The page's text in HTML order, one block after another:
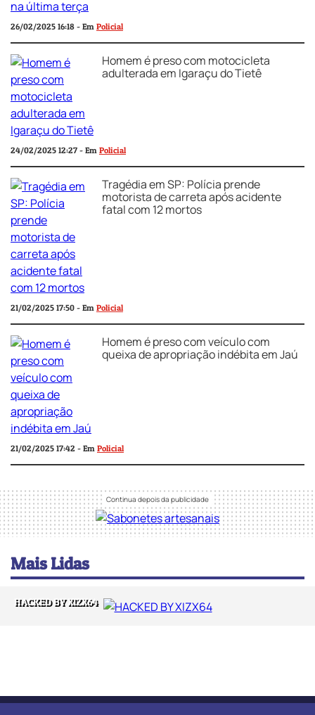
26/02/2025 16:18 - Em Policial
Homem é preso com motocicleta
adulterada em Igaraçu do Tietê
24/02/2025 12:27 - Em Policial
Tragédia em SP: Polícia prende
motorista de carreta após acidente
fatal com 12 mortos
21/02/2025 17:50 - Em Policial
Homem é preso com veículo com
queixa de apropriação indébita em Jaú
21/02/2025 17:42 - Em Policial
Mais Lidas
HACKED BY XIZX64